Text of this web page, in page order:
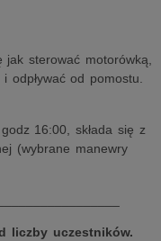
sterować motorówką,
odpływać od pomostu.
16:00, składa się z
(wybrane manewry
liczby uczestników.